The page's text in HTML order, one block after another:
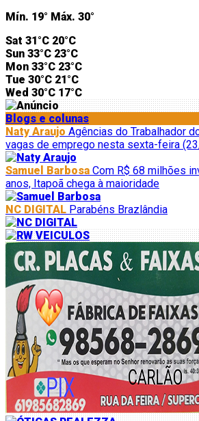
Mín. 19° Máx. 30°
Sat 31°C 20°C
Sun 33°C 23°C
Mon 33°C 23°C
Tue 30°C 21°C
Wed 30°C 17°C
Blogs e colunas
Naty Araujo Agências do Trabalhador
vagas de emprego nesta sexta-feira
Samuel Barbosa Com R$ 68 milhões
anos, Itapoã chega à maioridade
NC DIGITAL Parabéns Brazlândia